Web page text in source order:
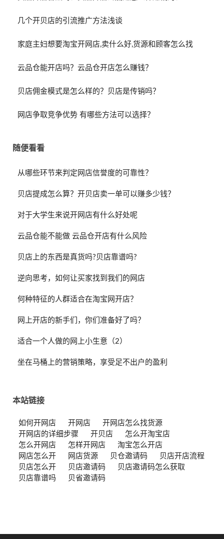
几个开贝店的引流推广方法浅谈
家庭主妇想要淘宝开网店,卖什么好,货源和顾客怎么找
云品仓能开店吗？云品仓开店怎么赚钱？
贝店佣金模式是怎么样的？贝店是传销吗？
网店争取竞争优势 有哪些方法可以选择？
随便看看
从哪些环节来判定网店信誉度的可靠性？
贝店提成怎么算？开贝店卖一单可以赚多少钱？
对于大学生来说开网店有什么好处呢
云品仓能不能做 云品仓开店有什么风险
贝店上的东西是真货吗?贝店靠谱吗?
逆向思考，如何让买家找到我们的网店
何种特征的人群适合在淘宝网开店？
网上开店的新手们，你们准备好了吗？
适合一个人做的网上小生意（2）
坐在马桶上的营销策略，享受足不出户的盈利
本站链接
如何开网店 开网店
开网店怎么找货源
开网店的详细步骤
开贝店
怎么开淘宝店
怎么开网店
怎样开网店
淘宝怎么开店
网店怎么开
网店货源 贝仓邀请码
贝店开店流程
贝店怎么开
贝店邀请码
贝店邀请码怎么获取
贝店靠谱吗
贝省邀请码